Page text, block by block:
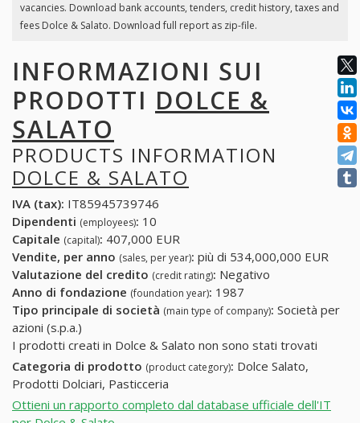
vacancies. Download bank accounts, tenders, credit history, taxes and
fees Dolce & Salato. Download full report as zip-file.
INFORMAZIONI SUI
PRODOTTI DOLCE &
SALATO
PRODUCTS INFORMATION
DOLCE & SALATO
IVA (tax): IT85945739746
Dipendenti (employees): 10
Capitale (capital): 407,000 EUR
Vendite, per anno (sales, per year): più di 534,000,000 EUR
Valutazione del credito (credit rating): Negativo
Anno di fondazione (foundation year): 1987
Tipo principale di società (main type of company): Società per
azioni (s.p.a.)
I prodotti creati in Dolce & Salato non sono stati trovati
Categoria di prodotto (product category): Dolce Salato,
Prodotti Dolciari, Pasticceria
Ottieni un rapporto completo dal database ufficiale dell'IT